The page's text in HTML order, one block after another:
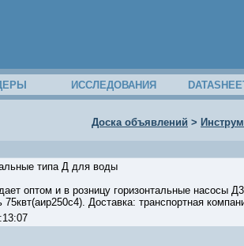
ИССЛЕДОВАНИЯ
Доска объявлений >
типа Д для воды
оптом и в розницу горизонтальные насосы
75квт(аир250с4). Доставка: транспортная